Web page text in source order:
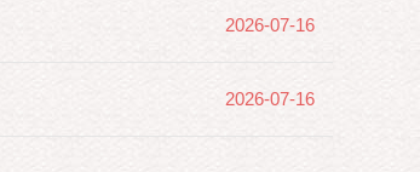
2026-07-16
2026-07-16